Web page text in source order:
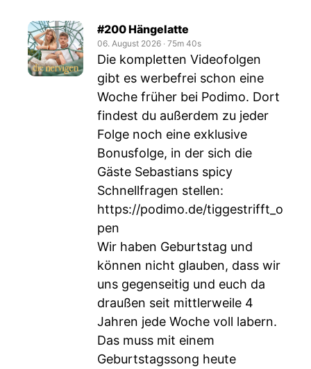
#200 Hängelatte
06. August 2026 ‧ 75m 40s
Die kompletten Videofolgen
gibt es werbefrei schon eine
Woche früher bei Podimo. Dort
findest du außerdem zu jeder
Folge noch eine exklusive
Bonusfolge, in der sich die
Gäste Sebastians spicy
Schnellfragen stellen:
https://podimo.de/tiggestrifft_o
pen
Wir haben Geburtstag und
können nicht glauben, dass wir
uns gegenseitig und euch da
draußen seit mittlerweile 4
Jahren jede Woche voll labern.
Das muss mit einem
Geburtstagssong heute